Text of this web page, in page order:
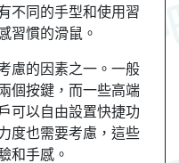
不同的手型和使用習
習慣的滑鼠。
慮的因素之一。一般
個按鍵，而一些高端
可以自由設置快捷功
度也需要考慮，這些
和手感。